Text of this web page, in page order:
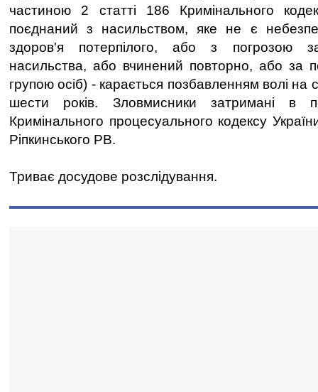
частиною 2 статті 186 Кримінального
поєднаний з насильством, яке не є
здоров'я потерпілого, або з погрозою
насильства, або вчинений повторно, або за
групою осіб) - карається позбавленням волі на
шести років. Зловмисники затримані в
Кримінального процесуального кодексу
Ріпкинського РВ.
Триває досудове розслідування.